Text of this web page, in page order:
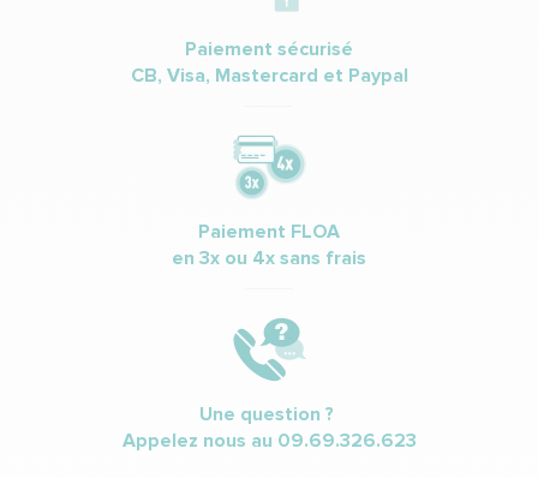
Paiement sécurisé
CB, Visa, Mastercard et Paypal
Paiement FLOA
en 3x ou 4x sans frais
Une question ?
Appelez nous au 09.69.326.623